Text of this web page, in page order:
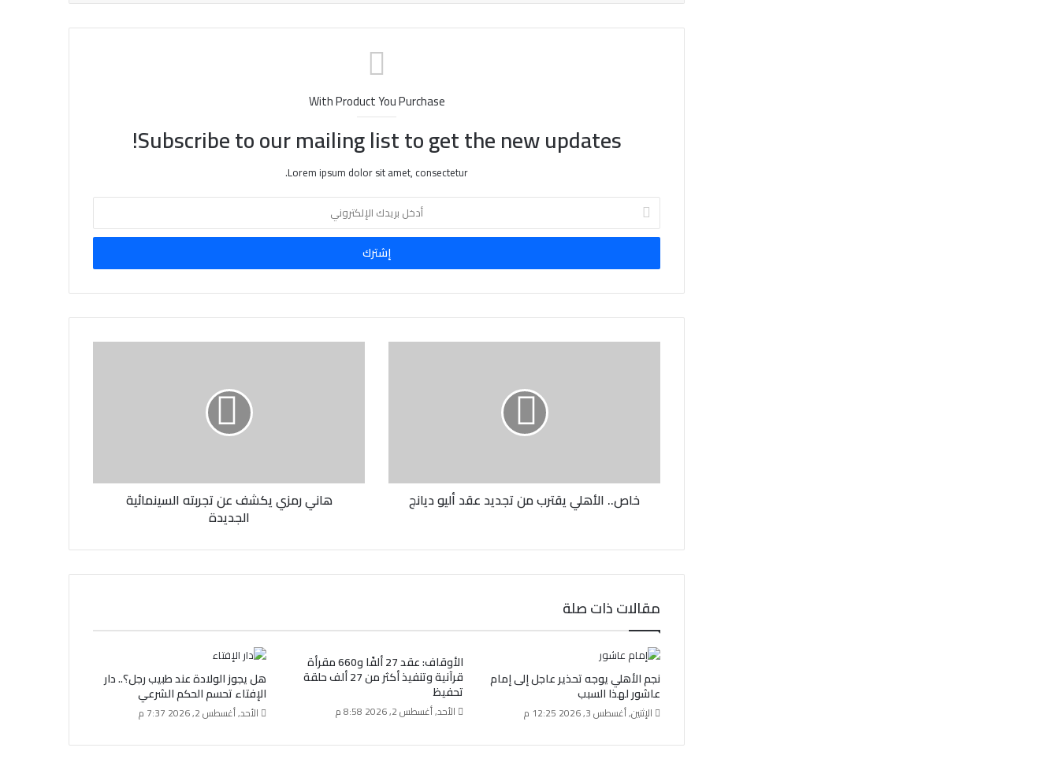
With Product You Purchase
Subscribe to our mailing list to get the new updates!
Lorem ipsum dolor sit amet, consectetur.
خ
ب
د
ك
ن
خاص.. الأهلي يقترب من تجديد عقد أليو ديانج هاني رمزي يكشف عن تجربته السينمائية
الجديدة
مقالات ذات صلة
نجم الأهلي يوجه تحذير عاجل إلى إمام
عاشور لهذا السبب
الإثنين, أغسطس 3, 2026 12:25 م
الأوقاف: عقد 27 ألفًا و660 مقرأة
قرآنية وتنفيذ أكثر من 27 ألف حلقة
تحفيظ
الأحد, أغسطس 2, 2026 8:58 م
هل يجوز الولادة عند طبيب رجل؟.. دار
الإفتاء تحسم الحكم الشرعي
الأحد, أغسطس 2, 2026 7:37 م